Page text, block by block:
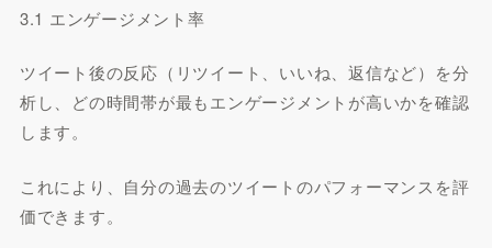
3.1 エンゲージメント率
ツイート後の反応（リツイート、いいね、返信など）を分
析し、どの時間帯が最もエンゲージメントが高いかを確認
します。
これにより、自分の過去のツイートのパフォーマンスを評
価できます。